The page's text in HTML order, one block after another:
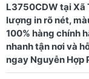
L3750CDW tại Xã
lượng in rõ nét,
100% hàng chính
nhanh tận nơi và